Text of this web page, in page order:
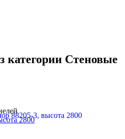
категории Стеновые
2800